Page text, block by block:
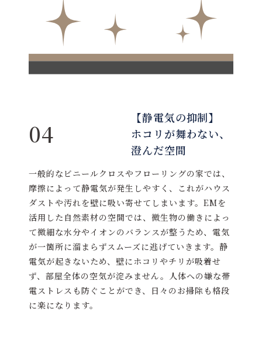
04
【静電気の抑制】
ホコリが舞わない、
澄んだ空間
一般的なビニールクロスやフローリングの家では、
摩擦によって静電気が発生しやすく、これがハウス
ダストや汚れを壁に吸い寄せてしまいます。EMを
活用した自然素材の空間では、微生物の働きによっ
て微細な水分やイオンのバランスが整うため、電気
が一箇所に溜まらずスムーズに逃げていきます。静
電気が起きないため、壁にホコリやチリが吸着せ
ず、部屋全体の空気が淀みません。人体への嫌な帯
電ストレスも防ぐことができ、日々のお掃除も格段
に楽になります。